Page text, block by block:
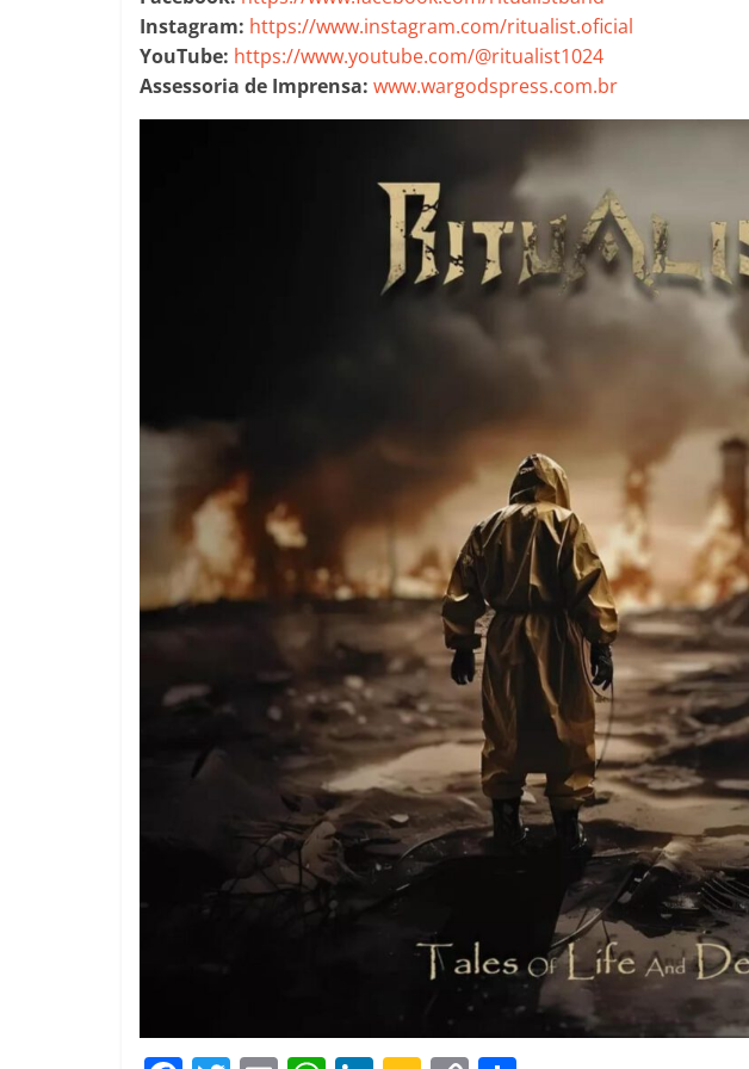
Instagram: https://www.instagram.com/ritualist.oficial
YouTube: https://www.youtube.com/@ritualist1024
Assessoria de Imprensa: www.wargodspress.com.br